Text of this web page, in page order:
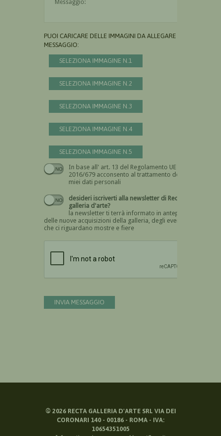
PUOI CARICARE DELLE IMMAGINI DA ALLEGARE AL
MESSAGGIO:
SELEZIONA IMMAGINE N.1
SELEZIONA IMMAGINE N.2
SELEZIONA IMMAGINE N.3
SELEZIONA IMMAGINE N.4
SELEZIONA IMMAGINE N.5
In base all' art. 13 del Regolamento UE n.
2016/679 acconsento al trattamento dei
miei dati personali
Devi dare il consenso
desideri iscriverti alla newsletter di Recta
galleria d'arte?
la newsletter ti terrà informato in anteprima
delle nuove acquisizioni della galleria, degli eventi
che ci riguardano mostre e fiere
INVIA MESSAGGIO
© 2026RECTA GALLERIA D'ARTE SRL VIA DEI
CORONARI 140 - 00186 - ROMA - IVA:
10654351005